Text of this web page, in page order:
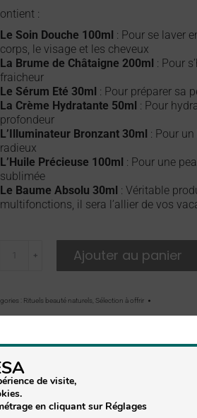
:
Le Soin Douche 100ml : Pour se laver
corps, le visage et les cheveux
La Brume de Châtaigne 200ml : Pour
fraicheur
Le Sérum Eté 30ml : Pour préparer sa
La Crème Hydratante 50ml : Pour
profondeur
L’Illuminateur Bronzant 30ml : Pour
radieux
L’Huile Précieuse 100ml : Pour une
sublimée
Le Baume Absolu 30ml : Véritable
multifonctions, il sera l’allier de vos
﹢ Ajouter au panier
: Rituels beauté naturels Sélection à offrir
ce produit
de visite,
en cliquant sur Réglages